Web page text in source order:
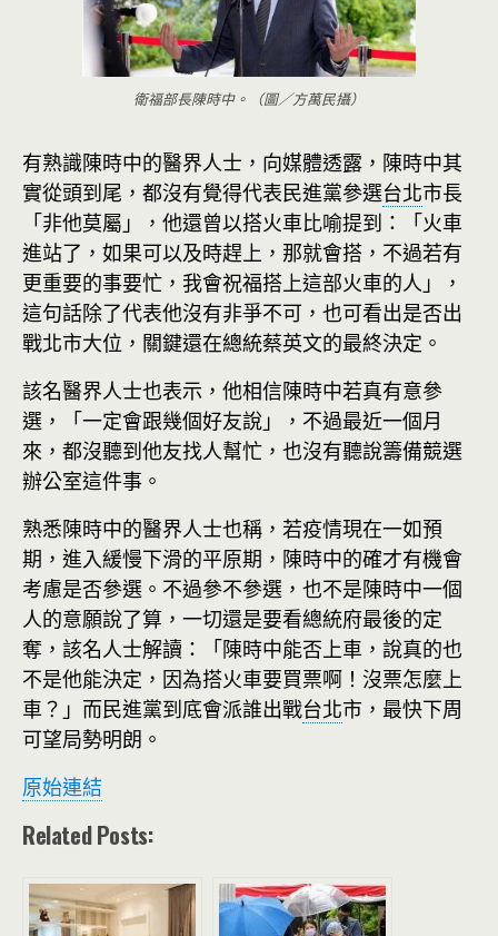
衛福部長陳時中。（圖／方萬民攝）
有熟識陳時中的醫界人士，向媒體透露，陳時中其
實從頭到尾，都沒有覺得代表民進黨參選台北市長
「非他莫屬」，他還曾以搭火車比喻提到：「火車
進站了，如果可以及時趕上，那就會搭，不過若有
更重要的事要忙，我會祝福搭上這部火車的人」，
這句話除了代表他沒有非爭不可，也可看出是否出
戰北市大位，關鍵還在總統蔡英文的最終決定。
該名醫界人士也表示，他相信陳時中若真有意參
選，「一定會跟幾個好友說」，不過最近一個月
來，都沒聽到他友找人幫忙，也沒有聽說籌備競選
辦公室這件事。
熟悉陳時中的醫界人士也稱，若疫情現在一如預
期，進入緩慢下滑的平原期，陳時中的確才有機會
考慮是否參選。不過參不參選，也不是陳時中一個
人的意願說了算，一切還是要看總統府最後的定
奪，該名人士解讀：「陳時中能否上車，說真的也
不是他能決定，因為搭火車要買票啊！沒票怎麼上
車？」而民進黨到底會派誰出戰台北市，最快下周
可望局勢明朗。
原始連結
Related Posts: